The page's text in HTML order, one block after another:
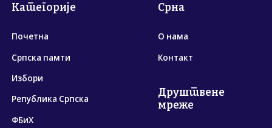
Категорије
Почетна
Српска памти
Избори
Република Српска
ФБиХ
Срна
О нама
Контакт
Друштвене
мреже